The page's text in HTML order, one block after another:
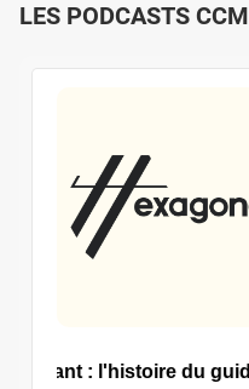
de Avast
LES PODCASTS CCM